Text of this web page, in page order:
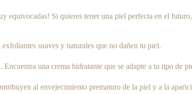
equivocadas! Si quieres tener una piel perfecta en el
suaves y naturales que no dañen tu piel.
una crema hidratante que se adapte a tu tipo de
al envejecimiento prematuro de la piel y a la